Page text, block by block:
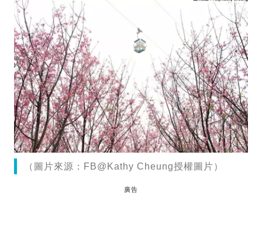
（圖片來源：FB@Kathy Cheung授權圖片）
廣告